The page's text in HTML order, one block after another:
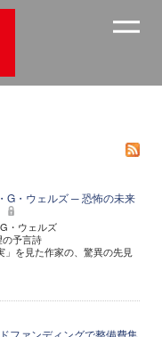
G・ウェルズ ─ 恐怖の未来
・ウェルズ
予言詩
」を見た作家の、驚異の先見
ファンディングで整備費集